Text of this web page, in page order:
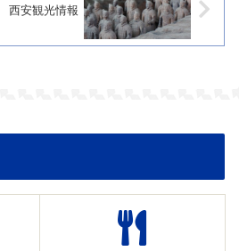
西安観光情報